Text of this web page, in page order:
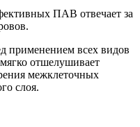
ПАВ отвечает за
применением всех видов
отшелушивает
межклеточных
слоя.